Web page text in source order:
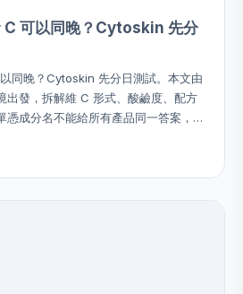
C 可以同晚？Cytoskin 先分
同晚？Cytoskin 先分日測試。本文由
出發，拆解維 C 形式、酸鹼度、配方
憑成分名不能給所有產品同一答案，並